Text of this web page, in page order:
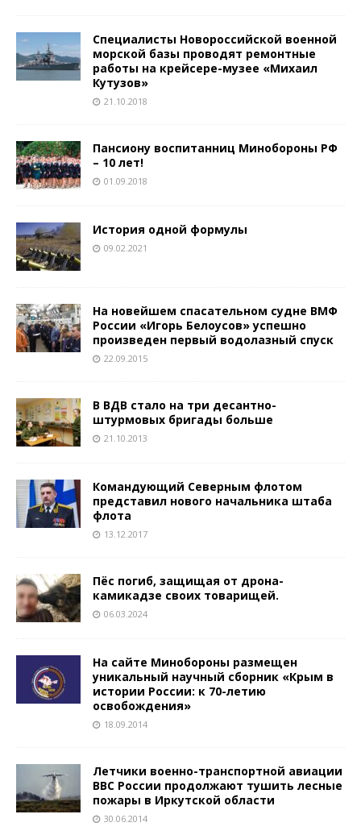
Специалисты Новороссийской военной
морской базы проводят ремонтные
работы на крейсере-музее «Михаил
Кутузов»
21.10.2018
Пансиону воспитанниц Минобороны РФ
– 10 лет!
01.09.2018
История одной формулы
09.02.2021
На новейшем спасательном судне ВМФ
России «Игорь Белоусов» успешно
произведен первый водолазный спуск
22.09.2015
В ВДВ стало на три десантно-
штурмовых бригады больше
21.10.2013
Командующий Северным флотом
представил нового начальника штаба
флота
13.12.2017
Пёс погиб, защищая от дрона-
камикадзе своих товарищей.
06.03.2024
На сайте Минобороны размещен
уникальный научный сборник «Крым в
истории России: к 70-летию
освобождения»
18.09.2014
Летчики военно-транспортной авиации
ВВС России продолжают тушить лесные
пожары в Иркутской области
30.06.2014